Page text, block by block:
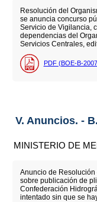
Resolución del
se anuncia concurso
Servicio de Vigilancia,
dependencias del
Servicios Centrales,
PDF (BOE-B-
V. Anuncios. -
MINISTERIO DE
Anuncio de
sobre publicación de
Confederación
intentado sin que se